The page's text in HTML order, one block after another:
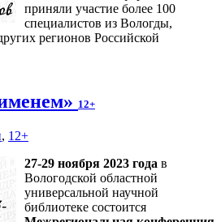
приняли участие более 100
специалистов из Вологды,
регионов Российской
12+
, 12+
27-29 ноября 2023 года в
Вологодской областной
универсальной научной
библиотеке состоится